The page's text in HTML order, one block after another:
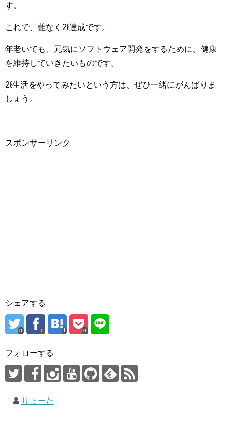
す。
これで、難なく2ℓ達成です。
年老いても、元気にソフトウェア開発をするために、健康
を維持していきたいものです。
2ℓ生活をやってみたいという方は、ぜひ一緒にがんばりま
しょう。
スポンサーリンク
シェアする
0 0 0
フォローする
りょーた